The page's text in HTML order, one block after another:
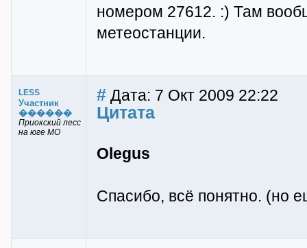
номером 27612. :) Там
метеостанции.
LESS
Участник
������
Приокский лесс
на юге МО
# Дата: 7 Окт 2009 22:22
Цитата
Olegus
Спасибо, всё понятно. (но